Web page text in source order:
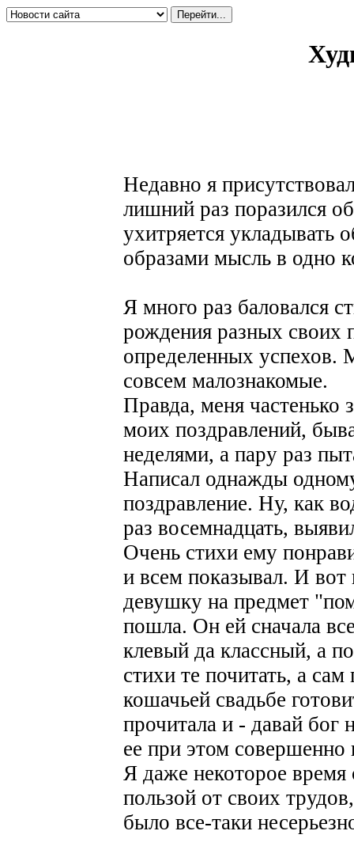
Недавно я
лишний раз поразился
ухитряется
образами мысль в одно
Я много раз баловался
рождения разных своих
определенных успехов.
совсем малознакомые.
Правда, меня частенько
моих поздравлений,
неделями, а пару раз
Написал однажды
поздравление. Ну, как
раз восемнадцать,
Очень стихи ему
и всем показывал. И вот
девушку на предмет
пошла. Он ей сначала
клевый да классный, а
стихи те почитать, а
кошачьей свадьбе
прочитала и - давай
ее при этом совершенно
Я даже некоторое время
пользой от своих
было все-таки